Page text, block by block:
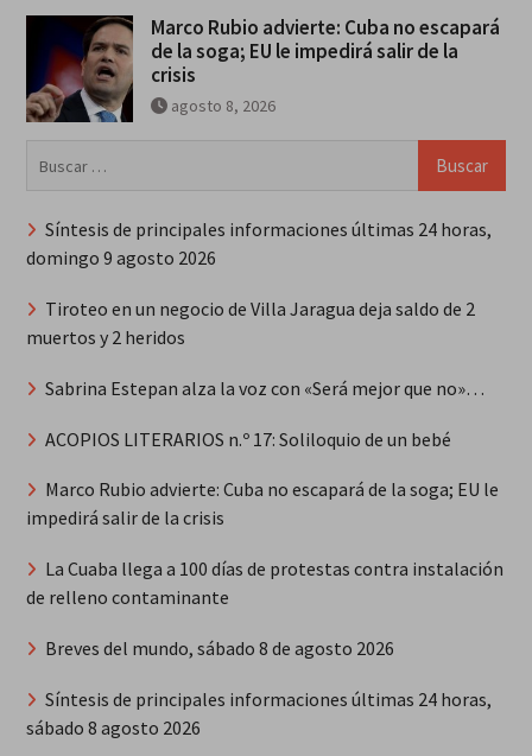
Marco Rubio advierte: Cuba no escapará
de la soga; EU le impedirá salir de la
crisis
agosto 8, 2026
Síntesis de principales informaciones últimas 24 horas,
domingo 9 agosto 2026
Tiroteo en un negocio de Villa Jaragua deja saldo de 2
muertos y 2 heridos
Sabrina Estepan alza la voz con «Será mejor que no»…
ACOPIOS LITERARIOS n.º 17: Soliloquio de un bebé
Marco Rubio advierte: Cuba no escapará de la soga; EU le
impedirá salir de la crisis
La Cuaba llega a 100 días de protestas contra instalación
de relleno contaminante
Breves del mundo, sábado 8 de agosto 2026
Síntesis de principales informaciones últimas 24 horas,
sábado 8 agosto 2026